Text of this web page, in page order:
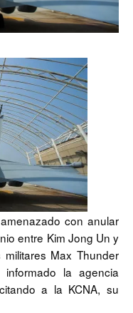
con anular
entre Kim Jong Un y
Max Thunder
la agencia
a la KCNA, su